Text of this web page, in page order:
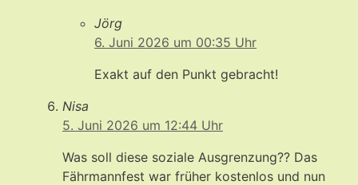
Jörg
6. Juni 2026 um 00:35 Uhr
Exakt auf den Punkt gebracht!
Nisa
5. Juni 2026 um 12:44 Uhr
Was soll diese soziale Ausgrenzung?? Das
Fährmannfest war früher kostenlos und nun